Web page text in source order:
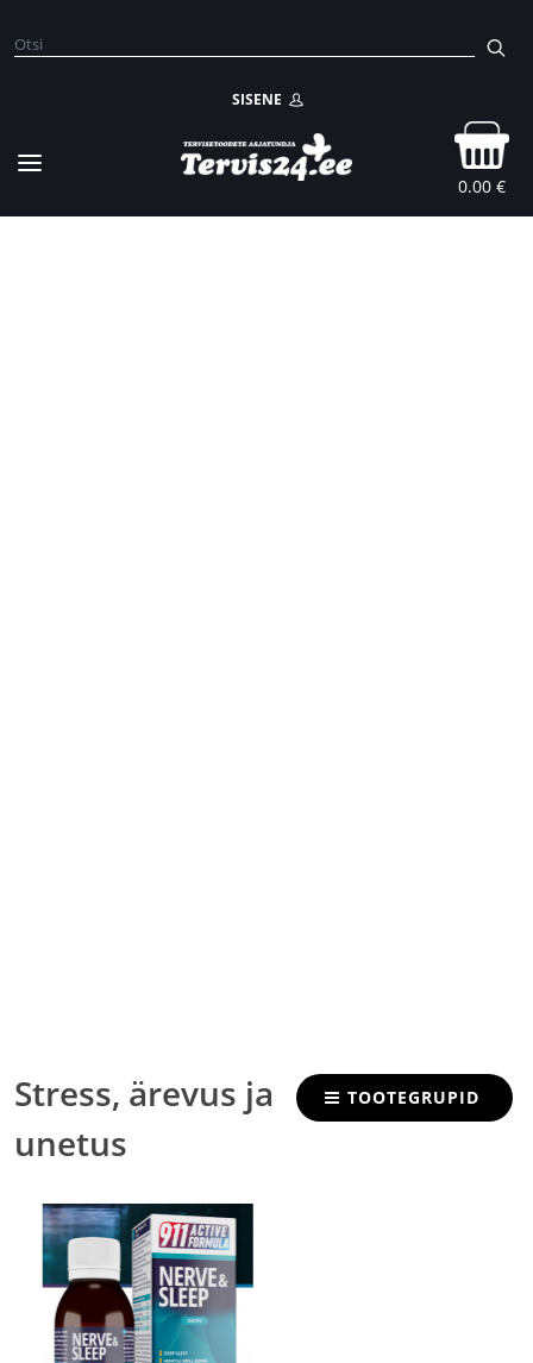
SISENE
0.00 €
TOOTEGRUPID
Stress, ärevus ja
unetus